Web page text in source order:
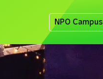
NPO Campus